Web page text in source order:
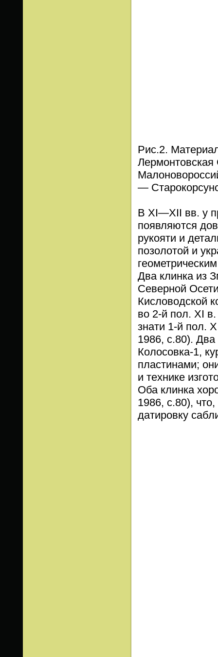
Рис.2.
—
В XI—XII вв. у
появляются
рукояти и
позолотой и
Два клинка из
Северной
Кисловодской
во 2-й пол. XI
знати 1-й пол.
1986, с.80). Два
Колосовка-1,
пластинами;
и технике
Оба клинка
1986, с.80),
датировку